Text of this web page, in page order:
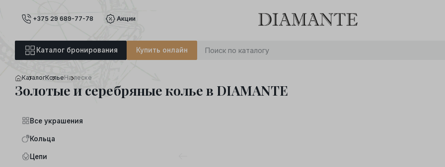
+375 29 689-77-78 Акции
Каталог бронирования Купить онлайн
0 : 0 0
КаталогКольеНа леске
Золотые и серебряные колье в DIAMANTE
Все украшения
Кольца
Цепи